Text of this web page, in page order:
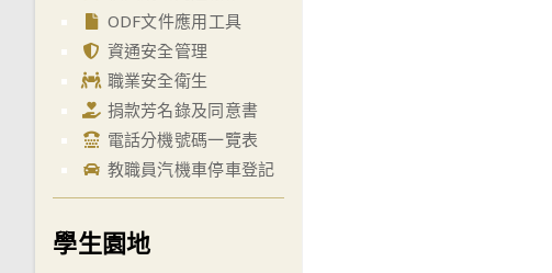
ODF文件應用工具
資通安全管理
職業安全衛生
捐款芳名錄及同意書
電話分機號碼一覽表
教職員汽機車停車登記
學生園地